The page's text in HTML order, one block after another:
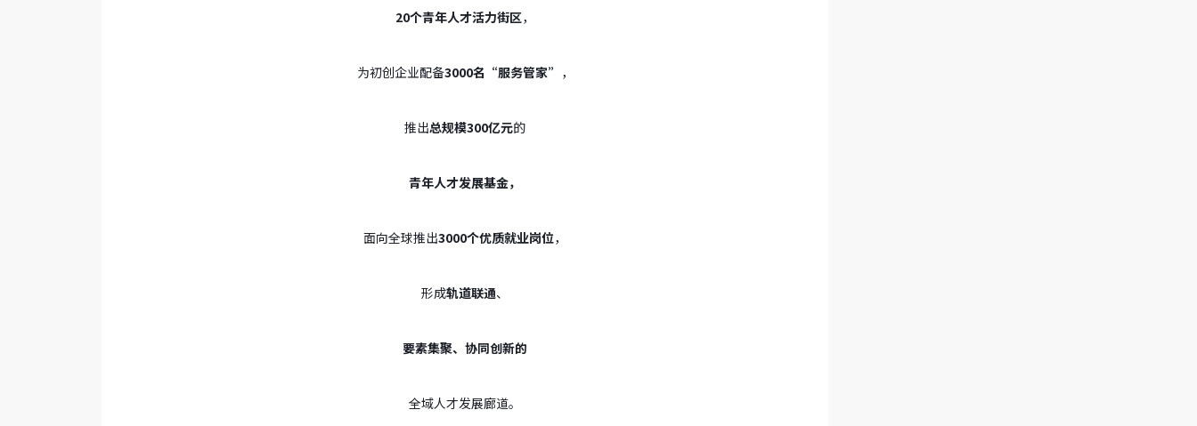
20个青年人才活力街区，
为初创企业配备3000名“服务管家” ，
推出总规模300亿元的
青年人才发展基金，
面向全球推出3000个优质就业岗位，
形成轨道联通、
要素集聚、协同创新的
全域人才发展廊道。